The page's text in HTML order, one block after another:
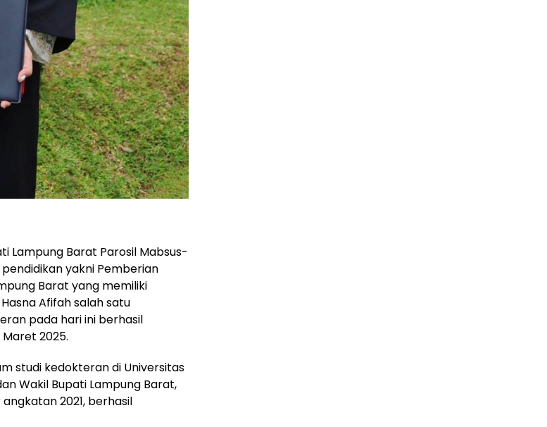
Lampung Barat Parosil Mabsus-
yakni Pemberian
Barat yang memiliki
Afifah salah satu
pada hari ini berhasil
2025.
studi kedokteran di Universitas
Wakil Bupati Lampung Barat,
2021, berhasil